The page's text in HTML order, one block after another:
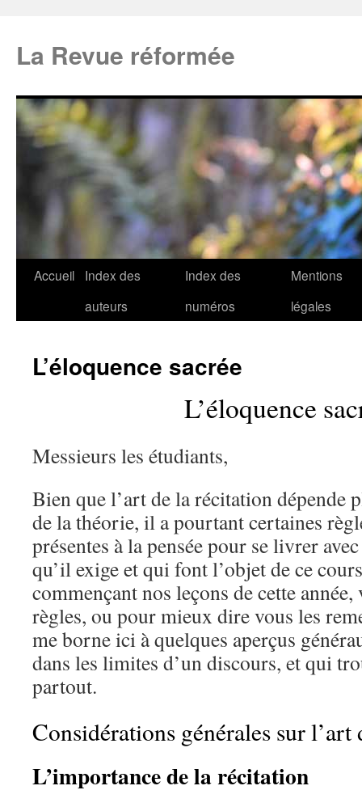
La Revue réformée
Accueil
Index des
auteurs
Index des
numéros
Mentions
légales
L’éloquence sacrée
L’éloquence
Messieurs les étudiants,
Bien que l’art de la récitation dépende
de la théorie, il a pourtant certaines
présentes à la pensée pour se livrer
qu’il exige et qui font l’objet de ce
commençant nos leçons de cette année,
règles, ou pour mieux dire vous les
me borne ici à quelques aperçus
dans les limites d’un discours, et qui
partout.
Considérations générales sur
L’importance de la récitation